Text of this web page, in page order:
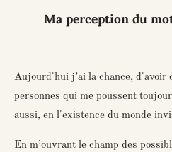
Ma perception du
Aujourd'hui j’ai la chance, d'avoir
personnes qui me poussent
aussi, en l'existence du monde
En m’ouvrant le champ des